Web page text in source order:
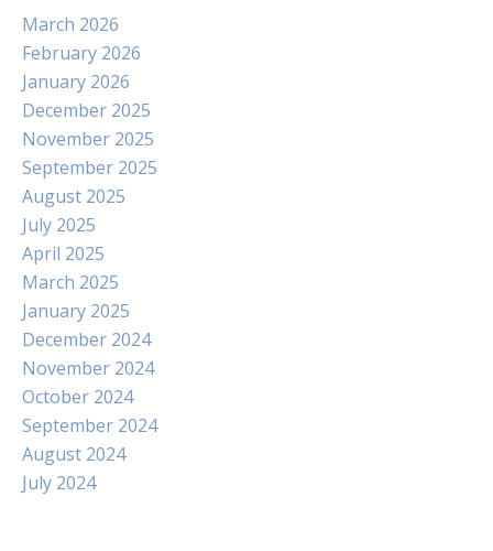
March 2026
February 2026
January 2026
December 2025
November 2025
September 2025
August 2025
July 2025
April 2025
March 2025
January 2025
December 2024
November 2024
October 2024
September 2024
August 2024
July 2024